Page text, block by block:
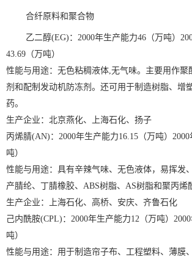
合纤原料和聚合物
乙二醇(EG)：2000年生产能力46（万吨）
43.69（万吨）
性能与用途：无色粘稠液体,无气味。主要用作聚
剂和配制发动机防冻剂。还可用于制造树脂、增
药。
生产企业：北京燕化、上海石化、扬子
丙烯腈(AN)：2000年生产能力16.15（万吨）2000
吨）
性能与用途：具有辛辣气味、无色液体，易挥发
产腈纶、丁腈橡胶、ABS树脂、AS树脂和聚丙烯
生产企业：上海石化、高桥、安庆、齐鲁石化
己内酰胺(CPL)：2000年生产能力12（万吨）
吨）
性能与用途：用于制造帘子布、工程塑料、薄膜